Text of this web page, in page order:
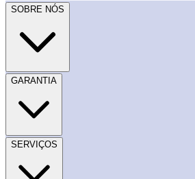
SOBRE NÓS
GARANTIA
SERVIÇOS